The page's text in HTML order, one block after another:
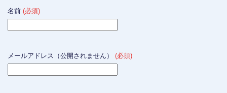
名前 (必須)
メールアドレス（公開されません） (必須)